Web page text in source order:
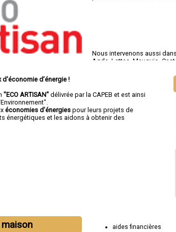
Nous intervenons aussi
Agde ,Lattes ,Mauguio
d'économie d’énergie !
"ECO ARTISAN" délivrée par la CAPEB et est ainsi
économies d’énergies pour leurs projets de
énergétiques et les aidons à obtenir des
aides financières